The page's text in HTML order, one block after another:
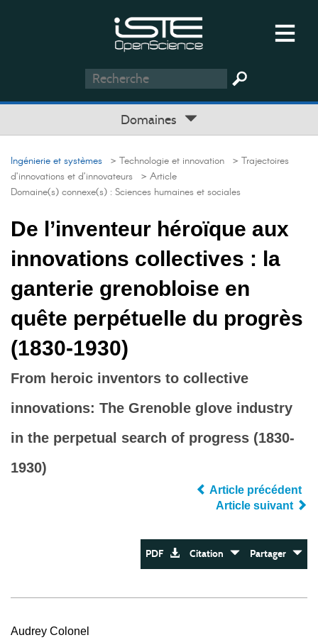
Domaines
Ingénierie et systèmes > Technologie et innovation > Trajectoires
d’innovations et d’innovateurs > Article
Domaine(s) connexe(s) : Sciences humaines et sociales
De l’inventeur héroïque aux
innovations collectives : la
ganterie grenobloise en
quête perpétuelle du progrès
(1830-1930)
From heroic inventors to collective
innovations: The Grenoble glove industry
in the perpetual search of progress (1830-
1930)
Article précédent
Article suivant
PDF Citation Partager
Audrey Colonel